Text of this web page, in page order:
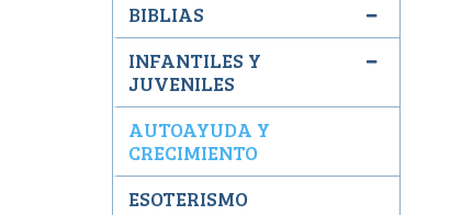
BIBLIAS
INFANTILES Y
JUVENILES
AUTOAYUDA Y
CRECIMIENTO
ESOTERISMO